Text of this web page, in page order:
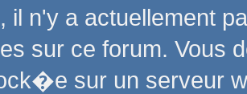
il n'y a actuellement
sur ce forum. Vous
sur un serveur